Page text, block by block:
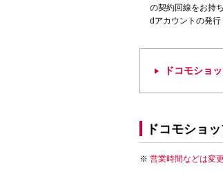
の契約回線をお持
dアカウントの発行
ドコモショ
ドコモショ
営業時間などは変